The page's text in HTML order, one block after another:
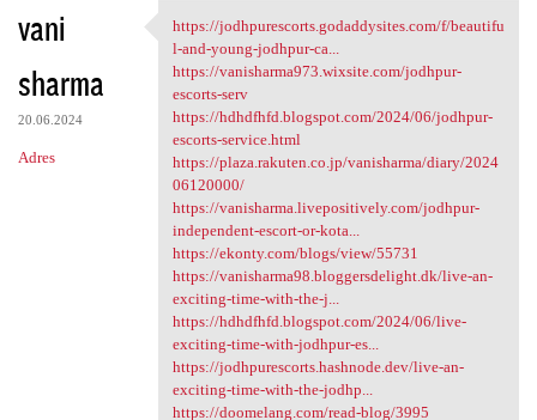
vani
sharma
20.06.2024
Adres
https://jodhpurescorts
https://jodhpurescorts.godaddysites.com/f/beautifu
l-and-young-jodhpur-ca...
https://vanisharma973.wixsite.com/jodhpur-
escorts-serv
https://hdhdfhfd.blogspot.com/2024/06/jodhpur-
escorts-service.html
https://plaza.rakuten.co.jp/vanisharma/diary/2024
06120000/
https://vanisharma.livepositively.com/jodhpur-
independent-escort-or-kota...
https://ekonty.com/blogs/view/55731
https://vanisharma98.bloggersdelight.dk/live-an-
exciting-time-with-the-j...
https://hdhdfhfd.blogspot.com/2024/06/live-
exciting-time-with-jodhpur-es...
https://jodhpurescorts.hashnode.dev/live-an-
exciting-time-with-the-jodhp...
https://doomelang.com/read-blog/3995